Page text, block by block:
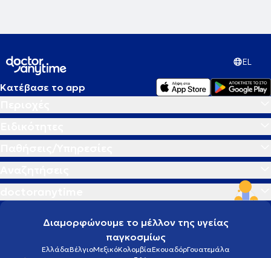
EL
Κατέβασε το app
Διαμορφώνουμε το μέλλον της υγείας
παγκοσμίως
ΕλλάδαΒέλγιοΜεξικόΚολομβίαΕκουαδόρΓουατεμάλα